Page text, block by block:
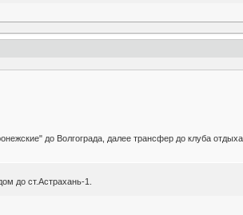
до Волгограда, далее трансфер до клуба
до ст.Астрахань-1.